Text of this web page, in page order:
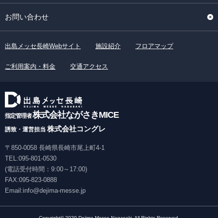
指定管理者株式会社ながさきMICE
誘致・運営担当 株式会社コングレ
〒850-0058 ⻑崎県⻑崎市尾上町4-1
TEL:095-801-0530
(電話受付時間：9:00～17:00)
FAX:095-823-0888
Email:info@dejima-messe.jp
お問い合わせ
出島メッセ長崎Webサイト 施設紹介 フロアマップ
ご利用案内・料金 交通アクセス